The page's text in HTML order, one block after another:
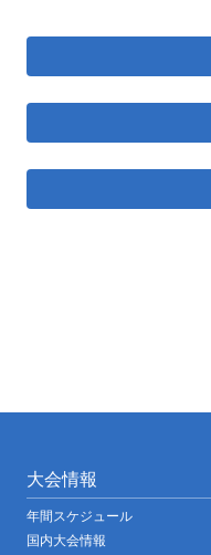
大会情報
年間スケジュール
国内大会情報